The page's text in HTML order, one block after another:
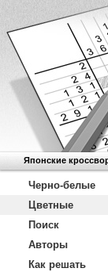
Японские
Черно-белые
Цветные
Поиск
Авторы
Как решать